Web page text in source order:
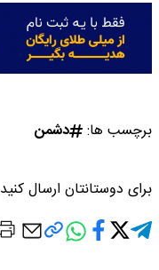
برچسب ها: دشمن
برای دوستانتان ارسال کنید